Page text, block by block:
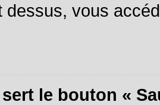
dessus, vous
le bouton «